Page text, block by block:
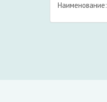
Наименование: